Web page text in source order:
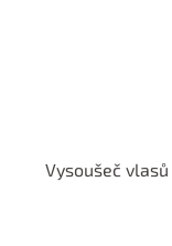
Vysoušeč